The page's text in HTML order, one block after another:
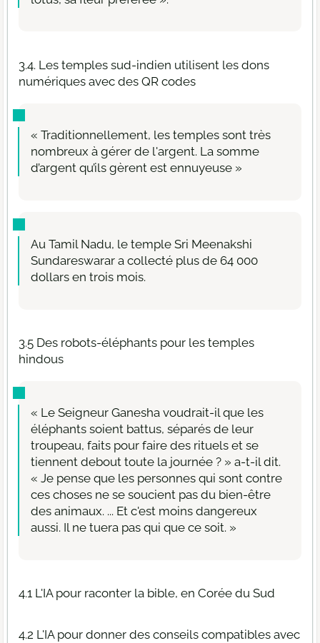
3.4. Les temples sud-indien utilisent les dons
numériques avec des QR codes
« Traditionnellement, les temples sont très
nombreux à gérer de l'argent. La somme
d’argent qu’ils gèrent est ennuyeuse »
Au Tamil Nadu, le temple Sri Meenakshi
Sundareswarar a collecté plus de 64 000
dollars en trois mois.
3.5 Des robots-éléphants pour les temples
hindous
« Le Seigneur Ganesha voudrait-il que les
éléphants soient battus, séparés de leur
troupeau, faits pour faire des rituels et se
tiennent debout toute la journée ? » a-t-il dit.
« Je pense que les personnes qui sont contre
ces choses ne se soucient pas du bien-être
des animaux. ... Et c'est moins dangereux
aussi. Il ne tuera pas qui que ce soit. »
4.1 L'IA pour raconter la bible, en Corée du Sud
4.2 L'IA pour donner des conseils compatibles avec